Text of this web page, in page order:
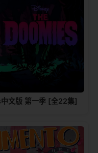
文版 第一季 [全22集]